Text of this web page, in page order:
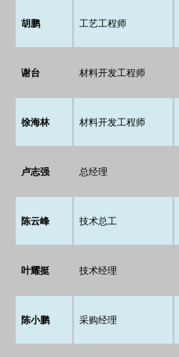
胡鹏 工艺工程师
谢台 材料开发工程师
徐海林 材料开发工程师
卢志强 总经理
陈云峰 技术总工
叶耀挺 技术经理
陈小鹏 采购经理